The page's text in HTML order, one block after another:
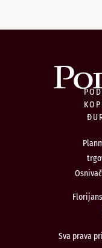
Sva prava